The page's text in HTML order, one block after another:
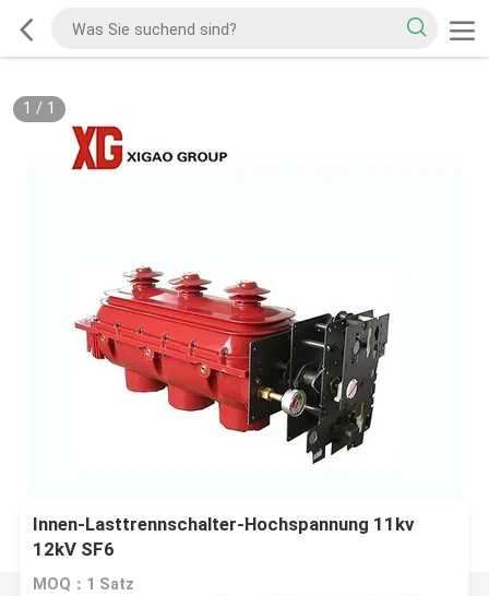
1 / 1
Innen-Lasttrennschalter-Hochspannung 11kv
12kV SF6
MOQ：1 Satz